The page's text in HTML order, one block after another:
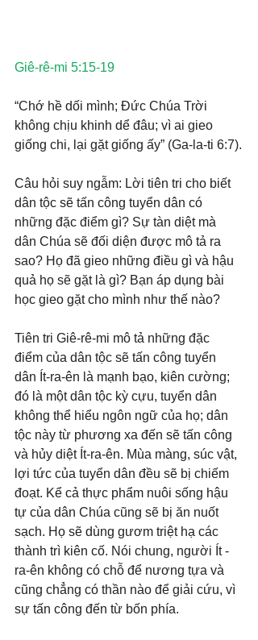
Giê-rê-mi 5:15-19
“Chớ hề dối mình; Đức Chúa Trời
không chịu khinh dể đâu; vì ai gieo
giống chi, lại gặt giống ấy” (Ga-la-ti 6:7).
Câu hỏi suy ngẫm: Lời tiên tri cho biết
dân tộc sẽ tấn công tuyển dân có
những đặc điểm gì? Sự tàn diệt mà
dân Chúa sẽ đối diện được mô tả ra
sao? Họ đã gieo những điều gì và hậu
quả họ sẽ gặt là gì? Bạn áp dụng bài
học gieo gặt cho mình như thế nào?
Tiên tri Giê-rê-mi mô tả những đặc
điểm của dân tộc sẽ tấn công tuyển
dân Ít-ra-ên là mạnh bạo, kiên cường;
đó là một dân tộc kỳ cựu, tuyển dân
không thể hiểu ngôn ngữ của họ; dân
tộc này từ phương xa đến sẽ tấn công
và hủy diệt Ít-ra-ên. Mùa màng, súc vật,
lợi tức của tuyển dân đều sẽ bị chiếm
đoạt. Kể cả thực phẩm nuôi sống hậu
tự của dân Chúa cũng sẽ bị ăn nuốt
sạch. Họ sẽ dùng gươm triệt hạ các
thành trì kiên cố. Nói chung, người Ít -
ra-ên không có chỗ để nương tựa và
cũng chẳng có thần nào để giải cứu, vì
sự tấn công đến từ bốn phía.